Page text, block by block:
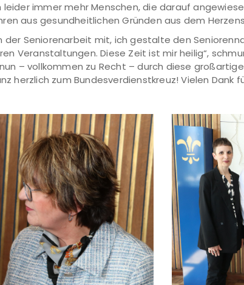
immer mehr Menschen, die darauf
aus gesundheitlichen Gründen aus dem
der Seniorenarbeit mit, ich gestalte den
Veranstaltungen. Diese Zeit ist mir heilig“,
– vollkommen zu Recht – durch diese
herzlich zum Bundesverdienstkreuz! Vielen Dank